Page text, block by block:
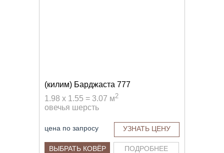
(килим) Барджаста 777
1.98 x 1.55 = 3.07 м2
овечья шерсть
цена по запросу УЗНАТЬ ЦЕНУ
ВЫБРАТЬ КОВЁР ПОДРОБНЕЕ